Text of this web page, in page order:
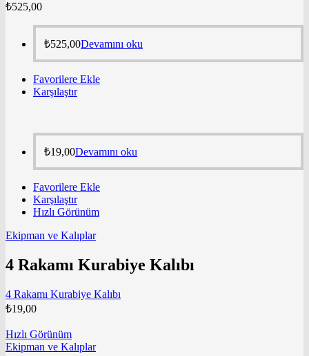
₺525,00
₺525,00Devamını oku
Favorilere Ekle
Karşılaştır
₺19,00Devamını oku
Favorilere Ekle
Karşılaştır
Hızlı Görünüm
Ekipman ve Kalıplar
4 Rakamı Kurabiye Kalıbı
4 Rakamı Kurabiye Kalıbı
₺19,00
Hızlı Görünüm
Ekipman ve Kalıplar